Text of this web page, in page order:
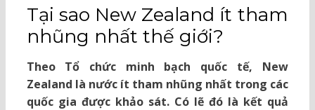
ON
Tại sao New Zealand ít tham
nhũng nhất thế giới?
Theo Tổ chức minh bạch quốc tế, New
Zealand là nước ít tham nhũng nhất trong các
quốc gia được khảo sát. Có lẽ đó là kết quả